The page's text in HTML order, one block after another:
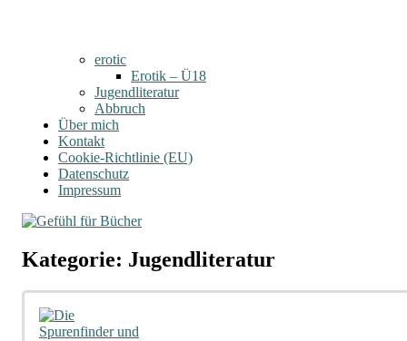
erotic
Erotik – Ü18
Jugendliteratur
Abbruch
Über mich
Kontakt
Cookie-Richtlinie (EU)
Datenschutz
Impressum
Kategorie: Jugendliteratur